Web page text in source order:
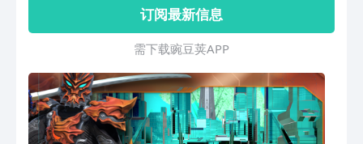
对抗黑暗的入侵或是友好地切磋实力。
《热血奥特曼》精细地还原了每一名角色
的外观和特效效果，力求在还原剧中效果
的同时精益求精，让玩家可以在游戏中体
验到更加丰富的特摄战斗。
订阅最新信息
需 下 载 豌 豆 荚 A P P